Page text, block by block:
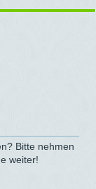
Bitte nehmen
weiter!